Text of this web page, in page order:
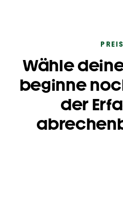
Wähle
beginne
der